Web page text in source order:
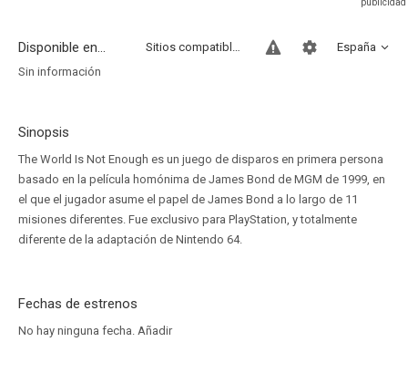
Disponible en... España
Sitios compatibles
Sin información
Sinopsis
The World Is Not Enough es un juego de disparos en primera persona
basado en la película homónima de James Bond de MGM de 1999, en
el que el jugador asume el papel de James Bond a lo largo de 11
misiones diferentes. Fue exclusivo para PlayStation, y totalmente
diferente de la adaptación de Nintendo 64.
Fechas de estrenos
No hay ninguna fecha. Añadir